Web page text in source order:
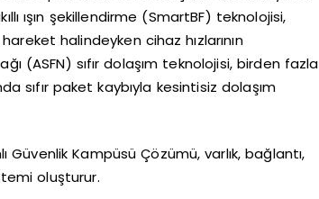
ışın şekillendirme (SmartBF) teknolojisi,
halindeyken cihaz hızlarının
(ASFN) sıfır dolaşım teknolojisi, birden fazla
sıfır paket kaybıyla kesintisiz dolaşım
Güvenlik Kampüsü Çözümü, varlık, bağlantı,
oluşturur.